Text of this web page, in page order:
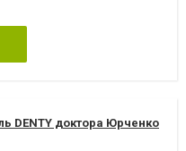
DENTY доктора Юрченко